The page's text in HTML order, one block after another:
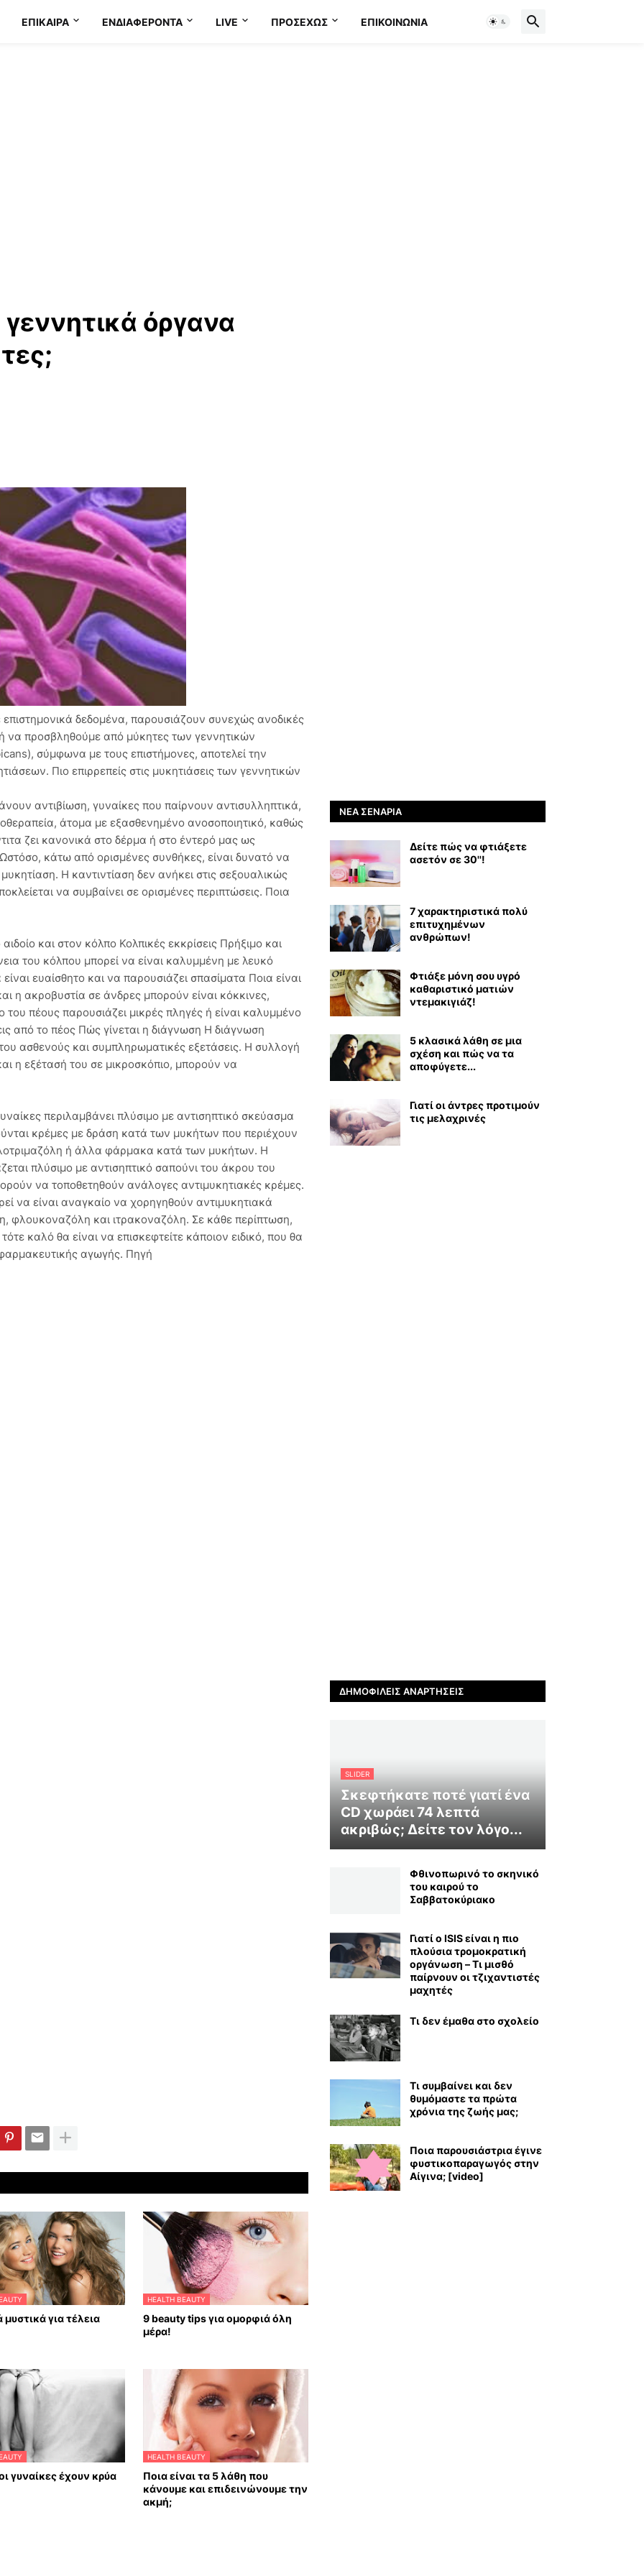
ΕΠΊΚΑΙΡΑ ΕΝΔΙΑΦΈΡΟΝΤΑ LIVE ΠΡΟΣΕΧΩΣ ΕΠΙΚΟΙΝΩΝΊΑ
όργανα
δεδομένα, παρουσιάζουν συνεχώς ανοδικές
να προσβληθούμε από μύκητες των γεννητικών
σύμφωνα με τους επιστήμονες, αποτελεί την
Πιο επιρρεπείς στις μυκητιάσεις των γεννητικών
αντιβίωση, γυναίκες που παίρνουν αντισυλληπτικά,
άτομα με εξασθενημένο ανοσοποιητικό, καθώς
ζει κανονικά στο δέρμα ή στο έντερό μας ως
κάτω από ορισμένες συνθήκες, είναι δυνατό να
Η καντιντίαση δεν ανήκει στις σεξουαλικώς
να συμβαίνει σε ορισμένες περιπτώσεις. Ποια
και στον κόλπο Κολπικές εκκρίσεις Πρήξιμο και
του κόλπου μπορεί να είναι καλυμμένη με λευκό
ευαίσθητο και να παρουσιάζει σπασίματα Ποια είναι
η ακροβυστία σε άνδρες μπορούν είναι κόκκινες,
πέους παρουσιάζει μικρές πληγές ή είναι καλυμμένο
από το πέος Πώς γίνεται η διάγνωση Η διάγνωση
του ασθενούς και συμπληρωματικές εξετάσεις. Η συλλογή
η εξέτασή του σε μικροσκόπιο, μπορούν να
περιλαμβάνει πλύσιμο με αντισηπτικό σκεύασμα
κρέμες με δράση κατά των μυκήτων που περιέχουν
ή άλλα φάρμακα κατά των μυκήτων. Η
πλύσιμο με αντισηπτικό σαπούνι του άκρου του
να τοποθετηθούν ανάλογες αντιμυκητιακές κρέμες.
να είναι αναγκαίο να χορηγηθούν αντιμυκητιακά
και ιτρακοναζόλη. Σε κάθε περίπτωση,
καλό θα είναι να επισκεφτείτε κάποιον ειδικό, που θα
αγωγής. Πηγή
για τέλεια
HEALTH BEAUTY
9 beauty tips για ομορφιά όλη
μέρα!
οι γυναίκες έχουν κρύα
HEALTH BEAUTY
Ποια είναι τα 5 λάθη που
κάνουμε και επιδεινώνουμε την
ακμή;
ΝΈΑ ΣΕΝΆΡΙΑ
Δείτε πώς να φτιάξετε
ασετόν σε 30''!
7 χαρακτηριστικά πολύ
επιτυχημένων
ανθρώπων!
Φτιάξε μόνη σου υγρό
καθαριστικό ματιών
ντεμακιγιάζ!
5 κλασικά λάθη σε μια
σχέση και πώς να τα
αποφύγετε...
Γιατί οι άντρες προτιμούν
τις μελαχρινές
ΔΗΜΟΦΙΛΕΊΣ ΑΝΑΡΤΉΣΕΙΣ
SLIDER
Σκεφτήκατε ποτέ γιατί ένα
CD χωράει 74 λεπτά
ακριβώς; Δείτε τον λόγο...
Φθινοπωρινό το σκηνικό
του καιρού το
Σαββατοκύριακο
Γιατί ο ISIS είναι η πιο
πλούσια τρομοκρατική
οργάνωση – Τι μισθό
παίρνουν οι τζιχαντιστές
μαχητές
Τι δεν έμαθα στο σχολείο
Τι συμβαίνει και δεν
θυμόμαστε τα πρώτα
χρόνια της ζωής μας;
Ποια παρουσιάστρια έγινε
φυστικοπαραγωγός στην
Αίγινα; [video]